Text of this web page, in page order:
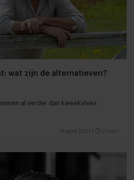
wat zijn de alternatieven?
al verder dan kweekvlees
14 april 2021 2 min